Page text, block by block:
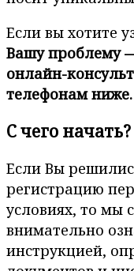
Если вы хотите
Вашу проблему
онлайн-
телефонам
С чего начать?
Если Вы
регистрацию
условиях, то мы
внимательно
инструкцией,